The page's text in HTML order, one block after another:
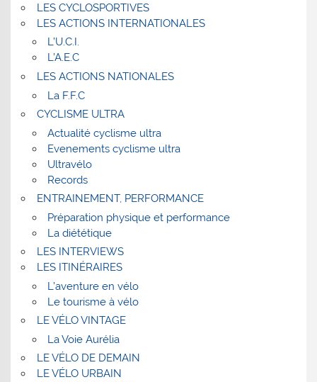
LES CYCLOSPORTIVES
LES ACTIONS INTERNATIONALES
L’U.C.I.
L’A.E.C
LES ACTIONS NATIONALES
La F.F.C
CYCLISME ULTRA
Actualité cyclisme ultra
Evenements cyclisme ultra
Ultravélo
Records
ENTRAINEMENT, PERFORMANCE
Préparation physique et performance
La diététique
LES INTERVIEWS
LES ITINÉRAIRES
L’aventure en vélo
Le tourisme à vélo
LE VÉLO VINTAGE
La Voie Aurélia
LE VÉLO DE DEMAIN
LE VÉLO URBAIN